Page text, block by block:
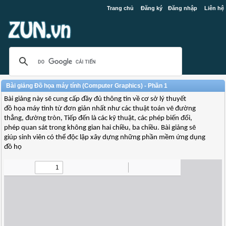
Trang chủ Đăng ký Đăng nhập Liên hệ
Bài giảng Đồ họa máy tính (Computer Graphics) - Phần 1
Bài giảng này sẽ cung cấp đầy đủ thông tin về cơ sở lý thuyết
đồ họa máy tình từ đơn giản nhất như các thuật toán vẽ đường
thẳng, đường tròn, Tiếp đến là các kỹ thuật, các phép biến đổi,
phép quan sát trong không gian hai chiều, ba chiều. Bài giảng sẽ
giúp sinh viên có thể độc lập xây dựng những phần mềm ứng dụng
đồ họ